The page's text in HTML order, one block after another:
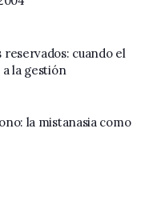
cuando el
la gestión
la mistanasia como